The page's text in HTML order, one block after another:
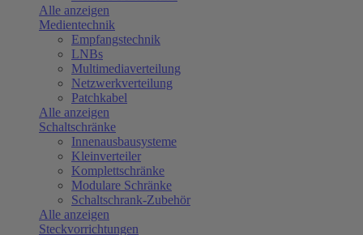
Alle anzeigen
Medientechnik
Empfangstechnik
LNBs
Multimediaverteilung
Netzwerkverteilung
Patchkabel
Alle anzeigen
Schaltschränke
Innenausbausysteme
Kleinverteiler
Komplettschränke
Modulare Schränke
Schaltschrank-Zubehör
Alle anzeigen
Steckvorrichtungen